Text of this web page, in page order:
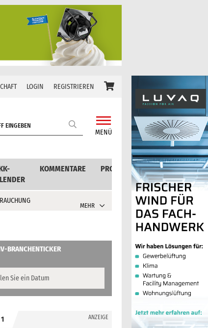
LOGIN REGISTRIEREN
MENÜ
KOMMENTARE PRODUKTE
MEHR
BRANCHENTICKER
ANZEIGE